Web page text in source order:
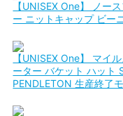
【UNISEX One】 ノー
ー ニットキャップ ビー
【UNISEX One】 マイ
ーター バケット ハット
PENDLETON 生産終了